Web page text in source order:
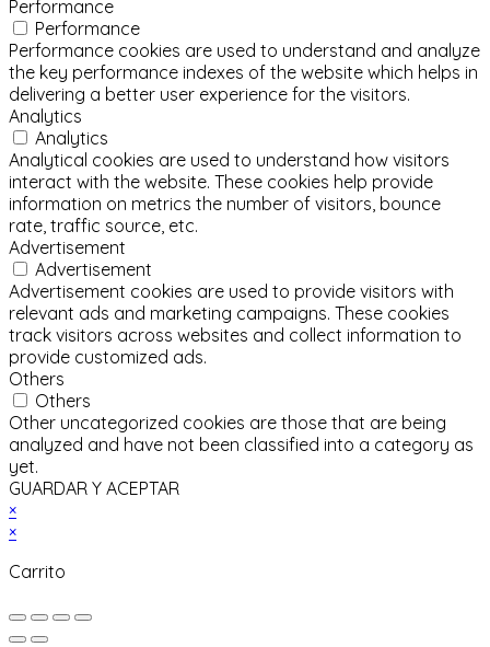
Performance
Performance
Performance cookies are used to understand and analyze
the key performance indexes of the website which helps in
delivering a better user experience for the visitors.
Analytics
Analytics
Analytical cookies are used to understand how visitors
interact with the website. These cookies help provide
information on metrics the number of visitors, bounce
rate, traffic source, etc.
Advertisement
Advertisement
Advertisement cookies are used to provide visitors with
relevant ads and marketing campaigns. These cookies
track visitors across websites and collect information to
provide customized ads.
Others
Others
Other uncategorized cookies are those that are being
analyzed and have not been classified into a category as
yet.
GUARDAR Y ACEPTAR
×
×
Carrito